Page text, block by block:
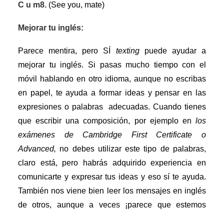
C u m8. (See you, mate)
Mejorar tu inglés:
Parece mentira, pero SÍ texting puede ayudar a
mejorar tu inglés. Si pasas mucho tiempo con el
móvil hablando en otro idioma, aunque no escribas
en papel, te ayuda a formar ideas y pensar en las
expresiones o palabras
adecuadas. Cuando tienes
que escribir una composición, por ejemplo en los
exámenes de Cambridge First Certificate
o
Advanced, no debes utilizar este tipo de palabras,
claro está, pero habrás adquirido experiencia en
comunicarte y expresar tus ideas y eso sí te ayuda.
También nos viene bien leer los mensajes en inglés
de otros, aunque a veces ¡parece que estemos